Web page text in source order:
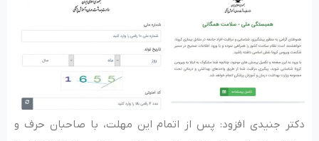
دکتر جنیدی افزود: پس از اتمام این مهلت، با صاحبان حرف و